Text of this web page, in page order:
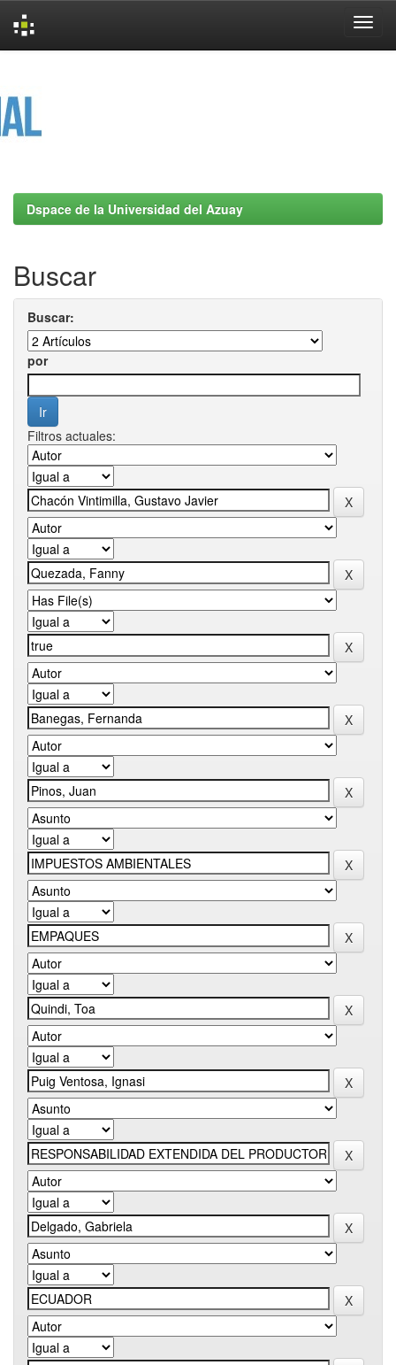
Dspace de la Universidad del Azuay
Buscar
Buscar:
por
Filtros actuales: